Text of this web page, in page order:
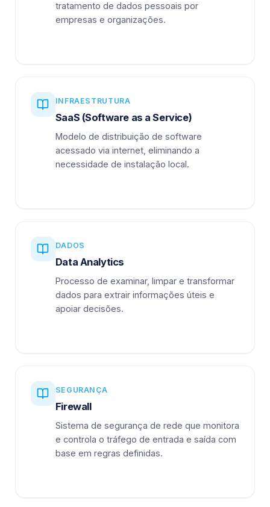
tratamento de dados pessoais por
empresas e organizações.
INFRAESTRUTURA
SaaS (Software as a Service)
Modelo de distribuição de software
acessado via internet, eliminando a
necessidade de instalação local.
DADOS
Data Analytics
Processo de examinar, limpar e transformar
dados para extrair informações úteis e
apoiar decisões.
SEGURANÇA
Firewall
Sistema de segurança de rede que monitora
e controla o tráfego de entrada e saída com
base em regras definidas.